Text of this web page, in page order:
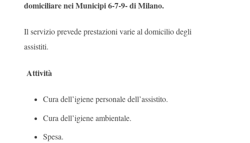
domiciliare nei Municipi 6-7-9- di Milano.
Il servizio prevede prestazioni varie al domicilio degli
assistiti.
Attività
Cura dell’igiene personale dell’assistito.
Cura dell’igiene ambientale.
Spesa.